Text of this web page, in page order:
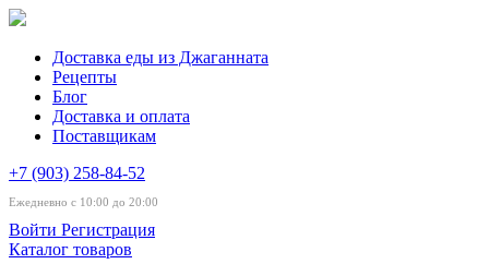
Доставка еды из Джаганната
Рецепты
Блог
Доставка и оплата
Поставщикам
+7 (903) 258-84-52
Ежедневно с 10:00 до 20:00
Войти Регистрация
Каталог товаров